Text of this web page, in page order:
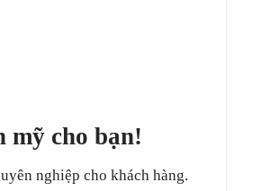
mỹ cho bạn!
nghiệp cho khách hàng.